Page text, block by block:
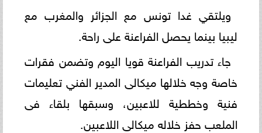
ويلتقي غدا تونس مع الجزائر والمغرب مع
ليبيا بينما يحصل الفراعنة على راحة.
جاء تدريب الفراعنة قويا اليوم وتضمن فقرات
خاصة وجه خلالها ميكالى المدير الفني تعليمات
فنية وخططية للاعبين، وسبقها بلقاء فى
الملعب حفز خلاله ميكالى اللاعبين.